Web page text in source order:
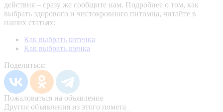
действия – сразу же сообщите нам. Подробнее о том, как
выбрать здорового и чистокровного питомца, читайте в
наших статьях:
Как выбрать котенка
Как выбрать щенка
Поделиться:
Пожаловаться на объявление
Другие объявления из этого помета